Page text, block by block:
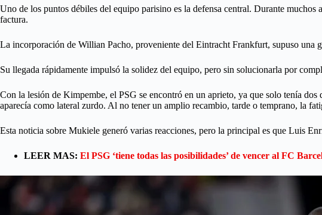
Uno de los puntos débiles del equipo parisino es la defensa central. Durante muchos
factura.
La incorporación de Willian Pacho, proveniente del Eintracht Frankfurt, supuso una
Su llegada rápidamente impulsó la solidez del equipo, pero sin solucionarla por
Con la lesión de Kimpembe, el PSG se encontró en un aprieto, ya que solo tenía dos
aparecía como lateral zurdo. Al no tener un amplio recambio, tarde o temprano, la
Esta noticia sobre Mukiele generó varias reacciones, pero la principal es que Luis
LEER MAS: El PSG ‘tiene todas las posibilidades’ de vencer al FC